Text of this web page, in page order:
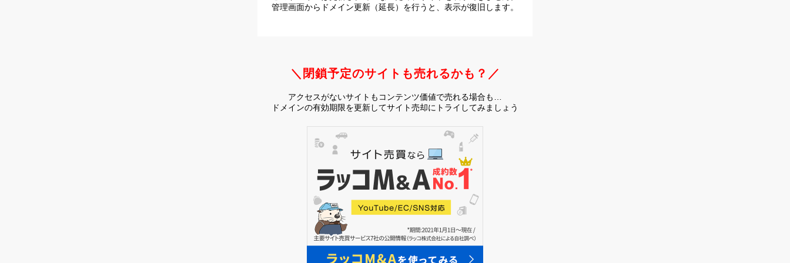
管理画面からドメイン更新（延長）を行うと、 表示が復旧します。
＼閉鎖予定のサイトも売れるかも？／
アクセスがないサイトもコンテンツ価値で売れる場合も…
ドメインの有効期限を更新してサイト売却にトライしてみましょう